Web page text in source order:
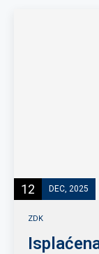
12 DEC, 2025
ZDK